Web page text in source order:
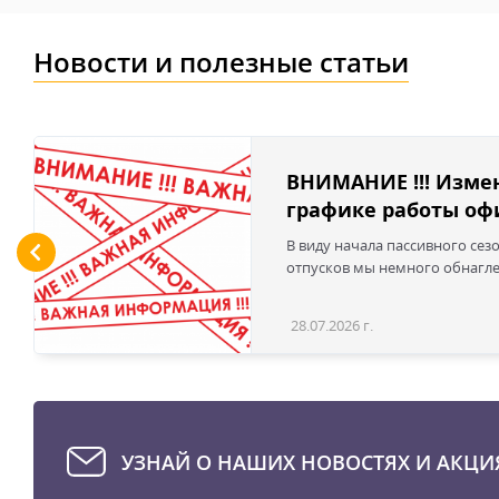
Новости и полезные статьи
ВНИМАНИЕ !!!
графике работы
В виду начала пассивного
отпусков мы немного
28.07.2026 г.
УЗНАЙ О НАШИХ НОВОСТЯХ И